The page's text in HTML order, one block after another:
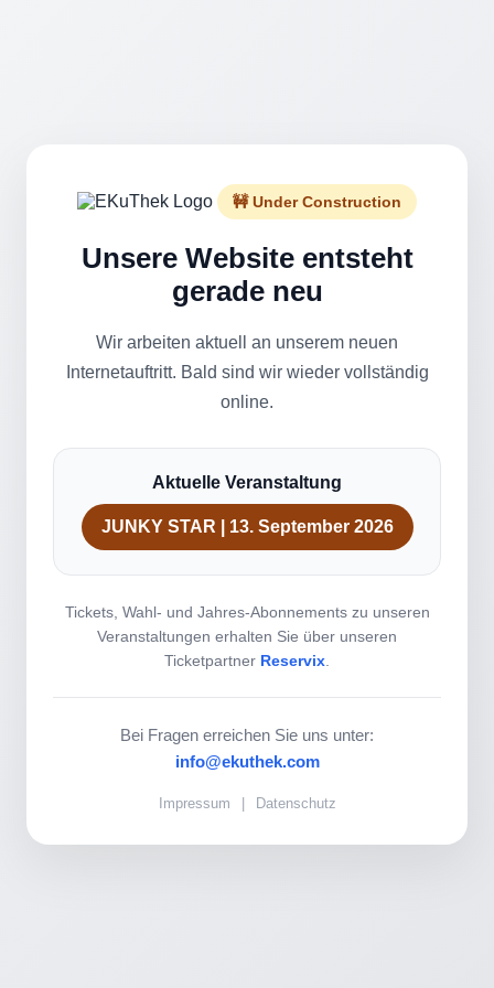
🚧 Under Construction
Unsere Website entsteht
gerade neu
Wir arbeiten aktuell an unserem neuen
Internetauftritt. Bald sind wir wieder vollständig
online.
Aktuelle Veranstaltung
JUNKY STAR | 13. September 2026
Tickets, Wahl- und Jahres-Abonnements zu unseren
Veranstaltungen erhalten Sie über unseren
Ticketpartner Reservix
Bei Fragen erreichen Sie uns unter:
info@ekuthek.com
Impressum | Datenschutz